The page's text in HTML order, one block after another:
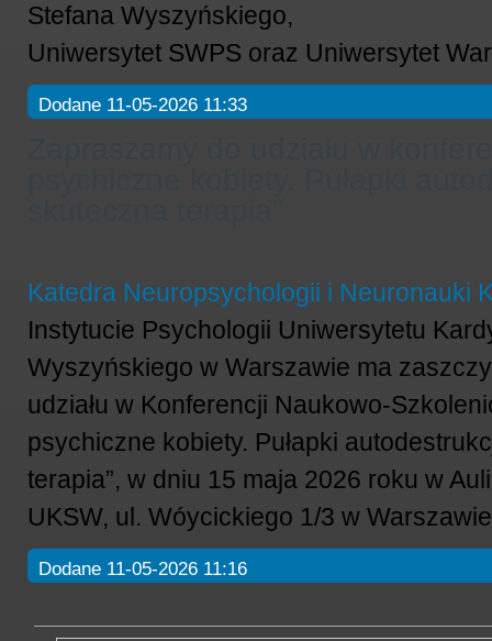
Stefana Wyszyńskiego,
Uniwersytet SWPS oraz Uniwersytet
Dodane 11-05-2026 11:33
Katedra Neuropsychologii i Neuronauki
Instytucie Psychologii Uniwersytetu
Wyszyńskiego w Warszawie ma
udziału w Konferencji Naukowo-
psychiczne kobiety. Pułapki
terapia”, w dniu 15 maja 2026 roku w
UKSW, ul. Wóycickiego 1/3 w
Dodane 11-05-2026 11:16